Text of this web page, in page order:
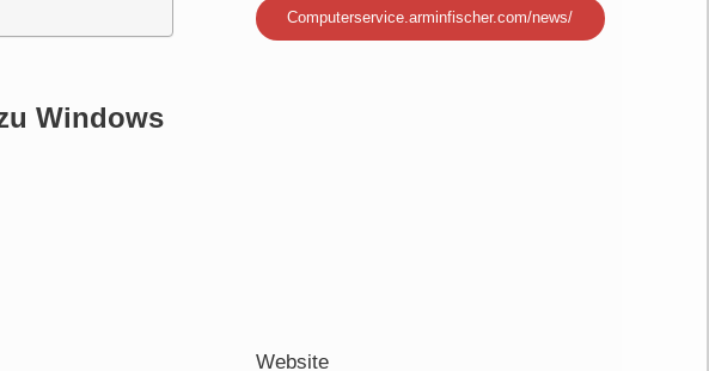
Windows
Computerservice.arminfischer.com/news/
Website